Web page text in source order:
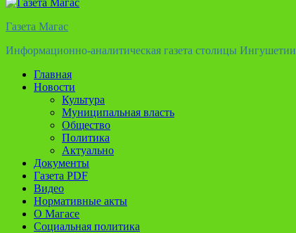
Газета Магас
Информационно-аналитическая газета столицы Ингушетии
Главная
Новости
Культура
Муниципальная власть
Общество
Политика
Актуально
Документы
Газета PDF
Видео
Нормативные акты
О Магасе
Социальная политика